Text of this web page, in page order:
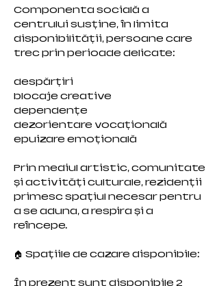
Componenta socială a
centrului susține, în limita
disponibilității, persoane care
trec prin perioade delicate:
despărțiri
blocaje creative
dependențe
dezorientare vocațională
epuizare emoțională
Prin mediul artistic, comunitate
și activități culturale, rezidenții
primesc spațiul necesar pentru
a se aduna, a respira și a
reîncepe.
🏠 Spațiile de cazare disponibile:
În prezent sunt disponibile 2